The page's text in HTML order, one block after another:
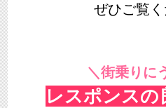
ぜひご覧く
＼街乗りに
レスポンスの